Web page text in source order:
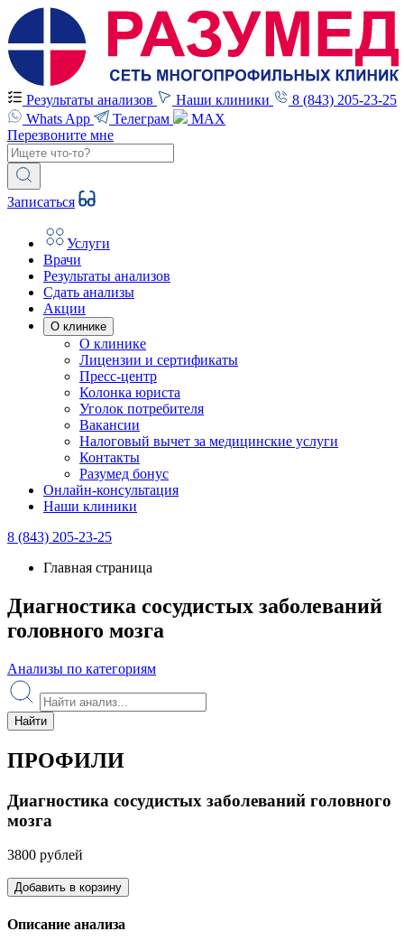
Результаты анализов Наши клиники
8 (843) 205-23-25
Whats App
Телеграм
MAX
Перезвоните мне
Записаться
Услуги
Врачи
Результаты анализов
Сдать анализы
Акции
О клинике
О клинике
Лицензии и сертификаты
Пресс-центр
Колонка юриста
Уголок потребителя
Вакансии
Налоговый вычет за медицинские услуги
Контакты
Разумед бонус
Онлайн-консультация
Наши клиники
8 (843) 205-23-25
Главная страница
Диагностика сосудистых заболеваний
головного мозга
Анализы по категориям
Найти
ПРОФИЛИ
Диагностика сосудистых заболеваний головного
мозга
3800 рублей
Добавить в корзину
Описание анализа